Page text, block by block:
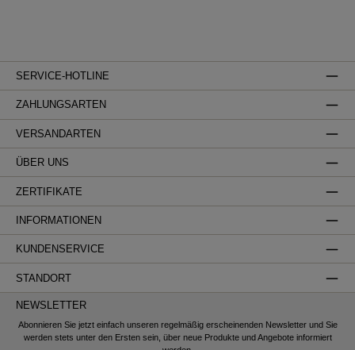
SERVICE-HOTLINE
ZAHLUNGSARTEN
VERSANDARTEN
ÜBER UNS
ZERTIFIKATE
INFORMATIONEN
KUNDENSERVICE
STANDORT
NEWSLETTER
Abonnieren Sie jetzt einfach unseren regelmäßig erscheinenden Newsletter und Sie
werden stets unter den Ersten sein, über neue Produkte und Angebote informiert